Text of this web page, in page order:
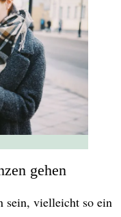
gehen
sein, vielleicht so ein